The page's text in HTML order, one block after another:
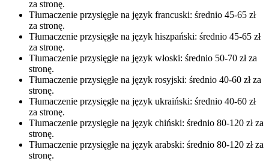
za stronę.
Tłumaczenie przysięgłe na język francuski: średnio 45-65 zł
za stronę.
Tłumaczenie przysięgłe na język hiszpański: średnio 45-65 zł
za stronę.
Tłumaczenie przysięgłe na język włoski: średnio 50-70 zł za
stronę.
Tłumaczenie przysięgłe na język rosyjski: średnio 40-60 zł za
stronę.
Tłumaczenie przysięgłe na język ukraiński: średnio 40-60 zł
za stronę.
Tłumaczenie przysięgłe na język chiński: średnio 80-120 zł za
stronę.
Tłumaczenie przysięgłe na język arabski: średnio 80-120 zł za
stronę.